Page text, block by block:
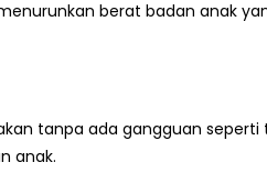
berat badan anak
tanpa ada gangguan seperti
anak.